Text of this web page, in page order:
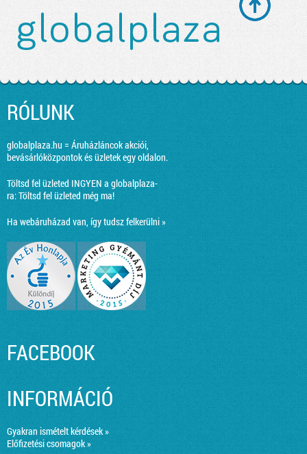
RÓLUNK
globalplaza.hu = Áruházláncok akciói,
bevásárlóközpontok és üzletek egy oldalon.
Töltsd fel üzleted INGYEN a globalplaza-
ra:Töltsd fel üzleted még ma!
Ha webáruházad van, így tudsz felkerülni »
FACEBOOK
INFORMÁCIÓ
Gyakran ismételt kérdések »
Előfizetési csomagok »